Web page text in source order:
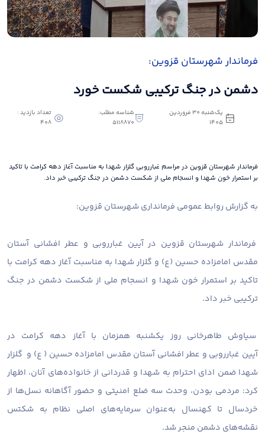
فرماندار شهرستان قزوین:
دشمن در جنگ ترکیبی شکست خورد
یک‌شنبه 30 فروردین
1405
شناسه مطلب:
5118870
تعداد بازدید :
408
فرماندار شهرستان قزوین در مراسم غبارروبی گلزار شهدا به مناسبت آغاز دهه کرامت با تاکید
بر استمرار خون شهدا و انسجام ملی از شکست دشمن در جنگ ترکیبی خبر داد.
به گزارش روابط عمومی فرمانداری شهرستان قزوین:
فرماندار شهرستان قزوین در آیین غبارروبی و عطر افشانی آستان
مقدس امامزاده حسین (ع) و گلزار شهدا به مناسبت آغاز دهه کرامت با
تاکید بر استمرار خون شهدا و انسجام ملی از شکست دشمن در جنگ
ترکیبی خبر داد.
سیاوش طاهرخانی روز یکشنبه همزمان با آغاز دهه کرامت در
آیین غبارروبی و عطر افشانی آستان مقدس امامزاده حسین ( ع) و گلزار
شهدا ضمن ادای احترام به شهدا و قدردانی از خانواده‌های آنان، اظهار
کرد: مردمی بودن، وحدت سه ضلع امنیتی و حضور آگاهانه نسل‌ها از
خردسال تا کهنسال به‌عنوان سرمایه‌های اصلی نظام به شکتس
نقشه‌های دشمن منجر شد.